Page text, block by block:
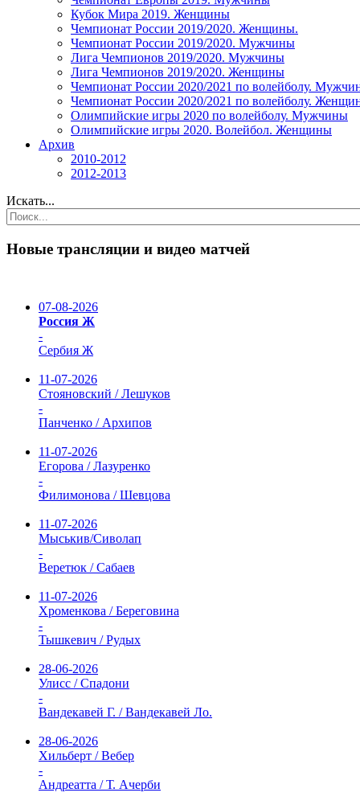
Кубок Мира 2019. Женщины
Чемпионат России 2019/2020. Женщины.
Чемпионат России 2019/2020. Мужчины
Лига Чемпионов 2019/2020. Мужчины
Лига Чемпионов 2019/2020. Женщины
Чемпионат России 2020/2021 по волейболу.
Чемпионат России 2020/2021 по волейболу.
Олимпийские игры 2020 по волейболу. Мужчины
Олимпийские игры 2020. Волейбол. Женщины
Архив
2010-2012
2012-2013
Искать...
Новые трансляции и видео матчей
07-08-2026
Россия Ж
-
Сербия Ж
11-07-2026
Стояновский / Лешуков
-
Панченко / Архипов
11-07-2026
Егорова / Лазуренко
-
Филимонова / Шевцова
11-07-2026
Мыськив/Сиволап
-
Веретюк / Сабаев
11-07-2026
Хроменкова / Береговина
-
Тышкевич / Рудых
28-06-2026
Улисс / Спадони
-
Вандекавей Г. / Вандекавей Ло.
28-06-2026
Хильберт / Вебер
-
Андреатта / Т. Ачерби